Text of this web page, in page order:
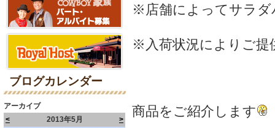
ブログカレンダー
アーカイブ
<
2013年5月
>
※店舗によってサラダ
※入荷状況によりご提
商品をご紹介します